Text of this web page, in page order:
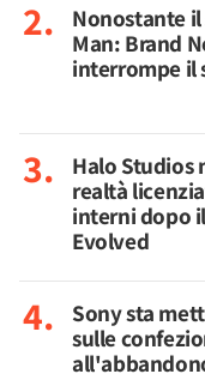
Nonostante il
Man: Brand
interrompe il
Halo Studios
realtà
interni dopo
Evolved
Sony sta
sulle